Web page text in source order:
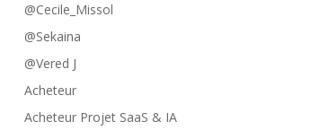
@Cecile_Missol
@Sekaina
@Vered J
Acheteur
Acheteur Projet SaaS & IA